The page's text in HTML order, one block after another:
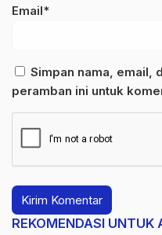
Email*
Simpan nama, email,
peramban ini untuk
REKOMENDASI UNTUK